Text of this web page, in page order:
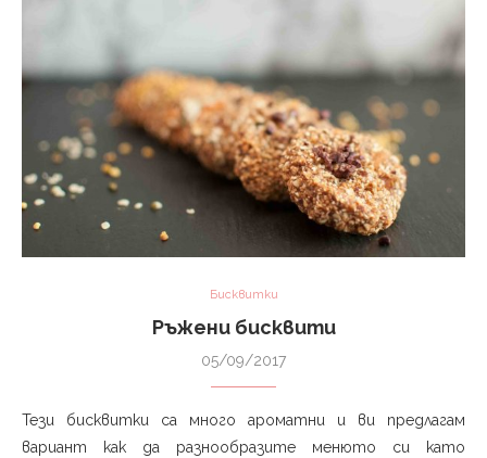
Бисквитки
Ръжени бисквити
05/09/2017
Тези бисквитки са много ароматни и ви предлагам
вариант как да разнообразите менюто си като